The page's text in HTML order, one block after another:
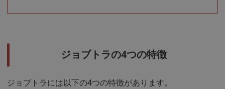
ジョブトラの4つの特徴
ジョブトラには以下の4つの特徴があります。